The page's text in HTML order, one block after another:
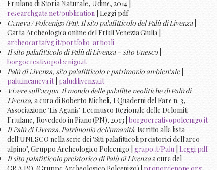
Friulano di Storia Naturale, Udine, 2014 |
researchgate.net/publication | Leggi pdf
Caneva / Polcenigo (Pn). Il sito palafitticolo del Palù di Livenza
Carta Archeologica online del Friuli Venezia Giulia |
archeocartafvg.it/portfolio-articoli
Il sito palafitticolo di Palù di Livenza - Sito Unesco
borgocreativopolcenigo.it
Palù di Livenza, sito palafitticolo e patrimonio ambientale|
palu.incaneva.it| paludilivenza.it
Vivere sull'acqua. Il mondo delle palafitte neolitiche di Palù di
Livenza, a cura di Roberto Micheli, I Quaderni del Fare n. 3,
Associazione "Lis Aganis" Ecomuseo Regionale delle Dolomiti
Friulane, Rovededo in Piano (PN), 2013 | borgocreativopolcenigo.it
Il Palù di Livenza. Patrimonio dell'umanità. Iscritto alla lista
dell'UNESCO nella serie dei "Siti palafitticoli preistorici dell'arco
alpino", Gruppo Archeologico Polcenigo | grapo.it/Palu Leggi pdf
Il sito palafitticolo preistorico di Palù di Livenzaa cura del